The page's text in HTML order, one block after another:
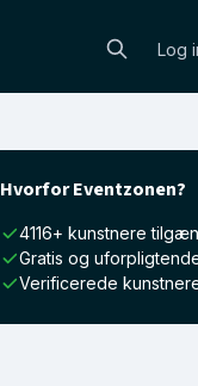
Log
Hvorfor Eventzonen?
4116+ kunstnere
Gratis og
Verificerede